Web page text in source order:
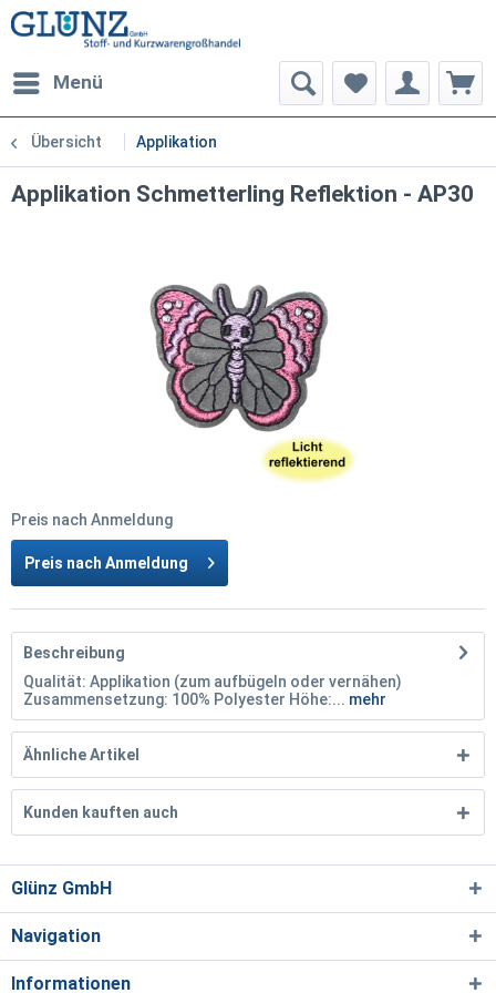
Menü
Übersicht Applikation
Applikation Schmetterling Reflektion - AP30
Preis nach Anmeldung
Preis nach Anmeldung
Beschreibung
Qualität: Applikation (zum aufbügeln oder vernähen)
Zusammensetzung: 100% Polyester Höhe:... mehr
Ähnliche Artikel
Kunden kauften auch
Glünz GmbH
Navigation
Informationen